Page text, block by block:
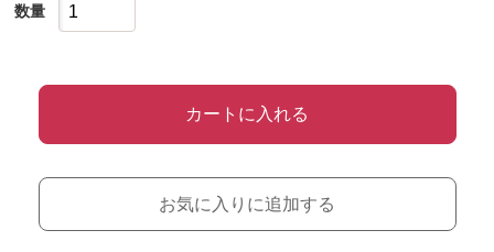
数量
カートに入れる
お気に入りに追加する